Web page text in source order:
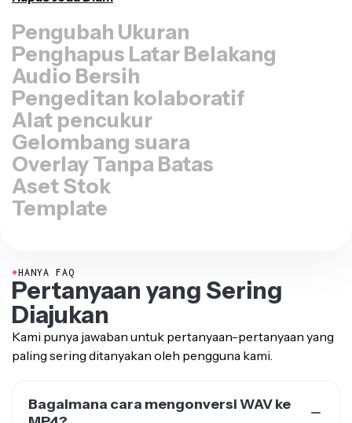
Ubah Ukuran Video
Penghapus Latar Belakang
Audio Bersih
Pengeditan kolaboratif
Alat pencukur
Gelombang suara
Overlay Tanpa Batas
Aset Stok
Template
Pertanyaan yang Sering
Diajukan
Kami punya jawaban untuk pertanyaan-pertanyaan yang
paling sering ditanyakan oleh pengguna kami.
MP4?